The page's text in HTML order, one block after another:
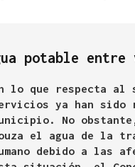
potable entre
lo que respecta al
ya han sido
No
el agua de la
debido a las